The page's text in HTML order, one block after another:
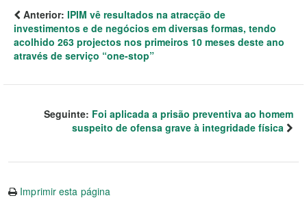
Anterior: IPIM vê resultados na atracção de
investimentos e de negócios em diversas formas, tendo
acolhido 263 projectos nos primeiros 10 meses deste ano
através de serviço “one-stop”
Seguinte: Foi aplicada a prisão preventiva ao homem
suspeito de ofensa grave à integridade física
Imprimir esta página